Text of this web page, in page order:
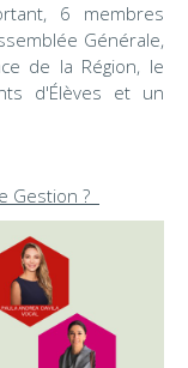
6 membres
Générale,
de la Région, le
d'Élèves et un
Gestion ?